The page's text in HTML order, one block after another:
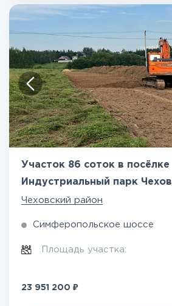
Участок 86 соток в посёлке
Индустриальный парк Чехов
Чеховский район
Симферопольское шоссе
Площадь участка:
23 951 200 ₽